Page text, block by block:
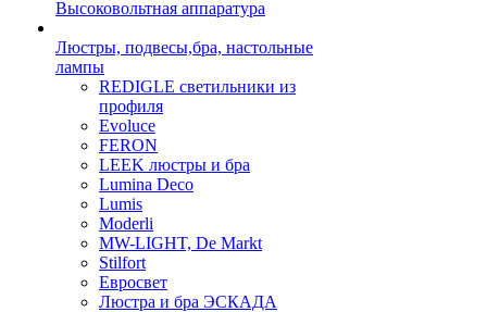
Высоковольтная аппаратура
Люстры, подвесы,бра, настольные
лампы
REDIGLE светильники из
профиля
Evoluce
FERON
LEEK люстры и бра
Lumina Deco
Lumis
Moderli
MW-LIGHT, De Markt
Stilfort
Евросвет
Люстра и бра ЭСКАДА